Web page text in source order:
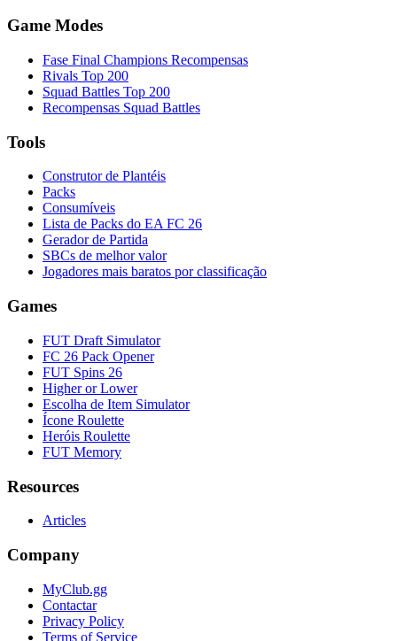
Game Modes
Fase Final Champions Recompensas
Rivals Top 200
Squad Battles Top 200
Recompensas Squad Battles
Tools
Construtor de Plantéis
Packs
Consumíveis
Lista de Packs do EA FC 26
Gerador de Partida
SBCs de melhor valor
Jogadores mais baratos por classificação
Games
FUT Draft Simulator
FC 26 Pack Opener
FUT Spins 26
Higher or Lower
Escolha de Item Simulator
Ícone Roulette
Heróis Roulette
FUT Memory
Resources
Articles
Company
MyClub.gg
Contactar
Privacy Policy
Terms of Service